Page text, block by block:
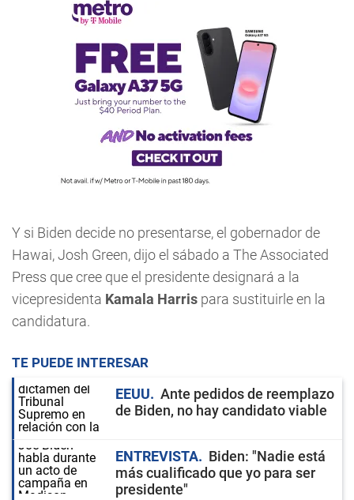
Y si Biden decide no presentarse, el gobernador de
Hawai, Josh Green, dijo el sábado a The Associated
Press que cree que el presidente designará a la
vicepresidenta Kamala Harris para sustituirle en la
candidatura.
TE PUEDE INTERESAR
EEUU
Ante pedidos de reemplazo
de Biden, no hay candidato viable
ENTREVISTA
Biden: "Nadie está
más cualificado que yo para ser
presidente"